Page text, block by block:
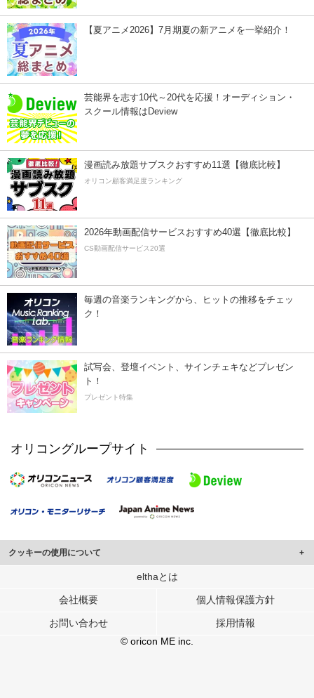
【夏アニメ2026】7月期夏の新アニメを一挙紹介！
芸能界を志す10代～20代を応援！オーディション・
スクール情報はDeview
漫画読み放題サブスクおすすめ11選【徹底比較】
オリコン顧客満足度ランキング
2026年動画配信サービスおすすめ40選【徹底比較】
CS動画配信サービス20選
毎週の音楽ランキングから、ヒットの推移をチェッ
ク！
試写会、登壇イベント、サインチェキなどプレゼン
ト！
プレゼント特集
オリコングループサイト
クッキーの使用について
このサイトでは Cookie を使用して、ユーザーに合わせたコンテンツや広告の
行っています。
メディアや広告配信、データ解析の各パートナーに提供しています。
各パートナーは、この情報とユーザーが各パートナーに提供した他の情報や、
ユーザーが各パートナーのサービスを使用したときに収集した他の情報を組み
elthaとは
会社概要 個人情報保護方針
お問い合わせ
採用情報
© oricon ME inc.